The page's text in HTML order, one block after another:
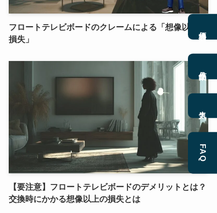
フロートテレビボードのクレームによる「想像以上の
損失」
【要注意】フロートテレビボードのデメリットとは？
交換時にかかる想像以上の損失とは
FAQ